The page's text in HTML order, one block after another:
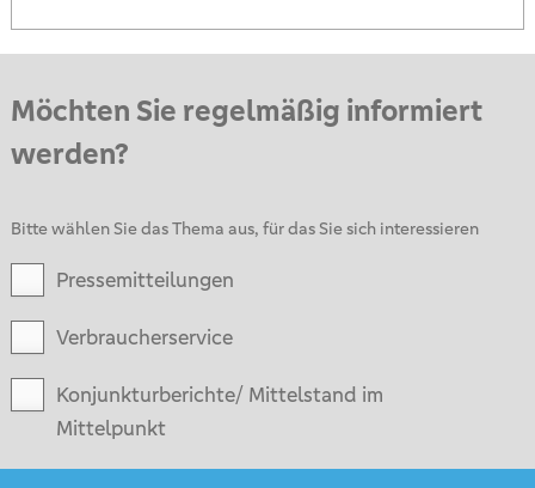
Möchten Sie regelmäßig informiert
werden?
Bitte wählen Sie das Thema aus, für das Sie sich interessieren
Pressemitteilungen
Verbraucherservice
Konjunkturberichte/ Mittelstand im
Mittelpunkt